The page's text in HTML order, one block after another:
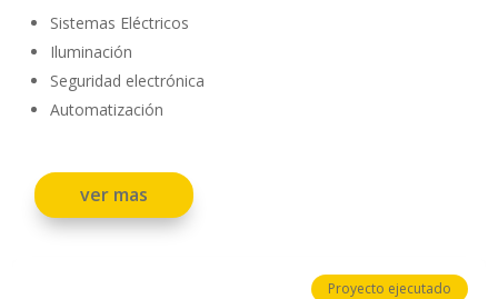
Sistemas Eléctricos
Iluminación
Seguridad electrónica
Automatización
ver mas
Proyecto ejecutado